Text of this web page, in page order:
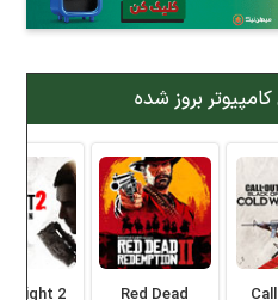
ما را در کانال رسمی دانلود در
بروز شده
Red Dead
Light 2